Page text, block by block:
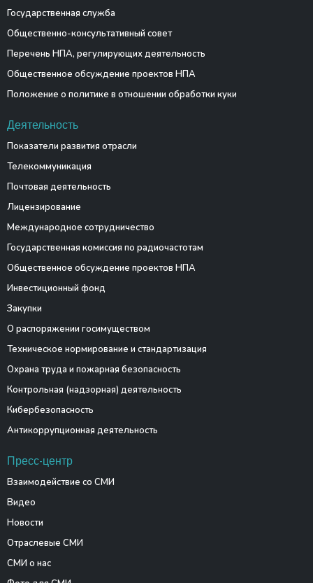
Государственная служба
Общественно-консультативный совет
Перечень НПА, регулирующих деятельность
Общественное обсуждение проектов НПА
Положение о политике в отношении обработки куки
Деятельность
Показатели развития отрасли
Телекоммуникация
Почтовая деятельность
Лицензирование
Международное сотрудничество
Государственная комиссия по радиочастотам
Общественное обсуждение проектов НПА
Инвестиционный фонд
Закупки
О распоряжении госимуществом
Техническое нормирование и стандартизация
Охрана труда и пожарная безопасность
Контрольная (надзорная) деятельность
Кибербезопасность
Антикоррупционная деятельность
Пресс-центр
Взаимодействие со СМИ
Видео
Новости
Отраслевые СМИ
СМИ о нас